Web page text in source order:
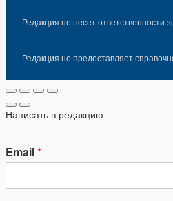
Редакция не несет
Редакция не предоставляет
Написать в редакцию
Email*